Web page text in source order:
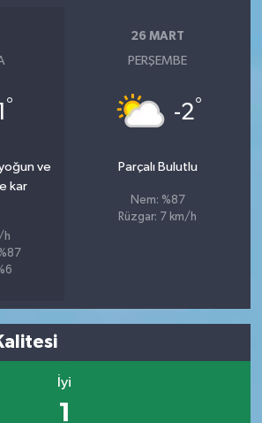
°
ve
kar
h
26 MART
PERŞEMBE
-2°
Parçalı Bulutlu
Nem: %87
Rüzgar: 7 km/h
İyi
1